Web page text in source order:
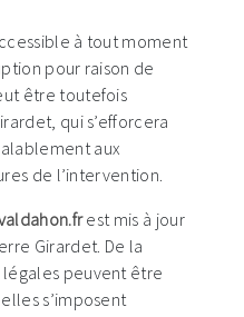
à tout moment
pour raison de
être toutefois
qui s’efforcera
aux
de l’intervention.
est mis à jour
Girardet. De la
peuvent être
s’imposent